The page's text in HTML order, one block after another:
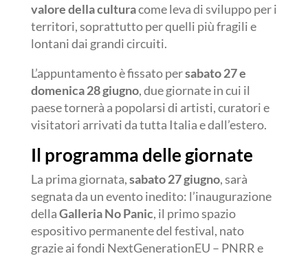
valore della culturacome leva di sviluppo per i
territori, soprattutto per quelli più fragili e
lontani dai grandi circuiti.
L’appuntamento è fissato persabato 27 e
domenica 28 giugno, due giornate in cui il
paese tornerà a popolarsi di artisti, curatori e
visitatori arrivati da tutta Italia e dall’estero.
Il programma delle giornate
La prima giornata,sabato 27 giugno, sarà
segnata da un evento inedito: l’inaugurazione
dellaGalleria No Panic, il primo spazio
espositivo permanente del festival, nato
grazie ai fondi NextGenerationEU – PNRR e